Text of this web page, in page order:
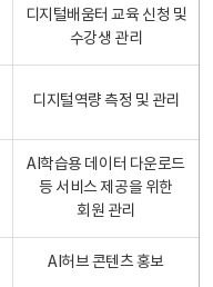
디지털배움터 교육 신청 및
수강생 관리
디지털역량 측정 및 관리
AI학습용 데이터 다운로드
등 서비스 제공을 위한
회원 관리
AI허브 콘텐츠 홍보